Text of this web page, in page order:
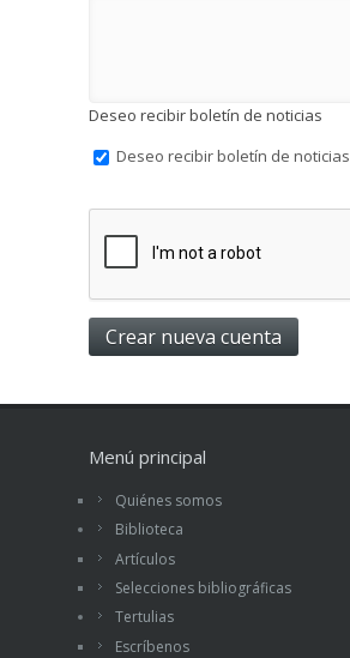
Deseo recibir boletín de noticias
Deseo recibir boletín de noticias
Menú principal
Quiénes somos
Biblioteca
Artículos
Selecciones bibliográficas
Tertulias
Escríbenos